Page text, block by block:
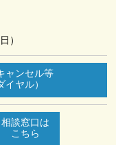
）
ャンセル等
イヤル）
相談窓口は
こちら